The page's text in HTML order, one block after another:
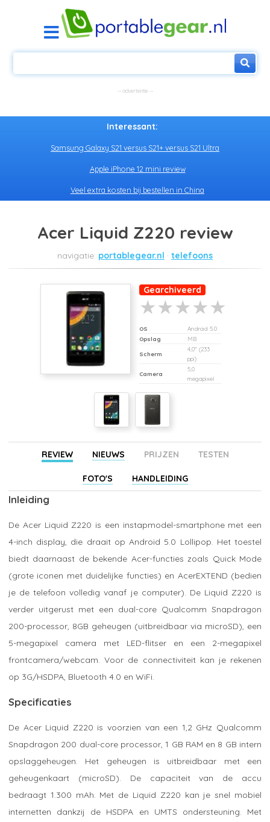
Interessant:
Samsung Galaxy S21 versus S21+ versus S21 Ultra
Apple iPhone 12 mini review
Veel extra kosten bij bestellen in China
Acer Liquid Z220 review
portablegear.nl telefoons
Gearchiveerd
OS
Android 5.0
Opslag
MB
Scherm
4,0" (233
ppi)
Camera
5,0
megapixel
REVIEW NIEUWS PRIJZEN TESTEN
FOTO'S HANDLEIDING
Inleiding
De Acer Liquid Z220 is een instapmodel-smartphone met een
4-inch display, die draait op Android 5.0 Lollipop. Het toestel
biedt daarnaast de bekende Acer-functies zoals Quick Mode
(grote iconen met duidelijke functies) en AcerEXTEND (bedien
je de telefoon volledig vanaf je computer). De Liquid Z220 is
verder uitgerust met een dual-core Qualcomm Snapdragon
200-processor, 8GB geheugen (uitbreidbaar via microSD), een
5-megapixel camera met LED-flitser en een 2-megapixel
frontcamera/webcam. Voor de connectiviteit kan je rekenen
op 3G/HSDPA, Bluetooth 4.0 en WiFi.
Specificaties
De Acer Liquid Z220 is voorzien van een 1,2 GHz Qualcomm
Snapdragon 200 dual-core processor, 1 GB RAM en 8 GB intern
opslaggeheugen. Het geheugen is uitbreidbaar met een
geheugenkaart (microSD). De capaciteit van de accu
bedraagt 1.300 mAh. Met de Liquid Z220 kan je snel mobiel
internetten dankzij de HSDPA en UMTS ondersteuning. Met